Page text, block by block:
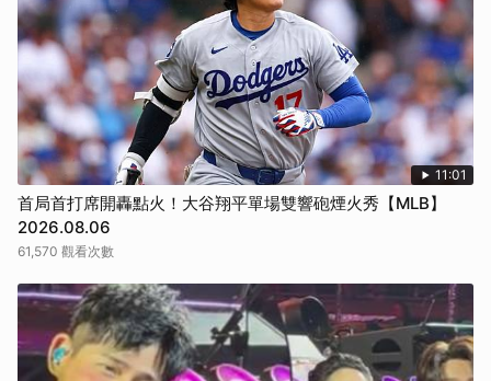
11:01
首局首打席開轟點火！大谷翔平單場雙響砲煙火秀【MLB】
2026.08.06
61,570 觀看次數
取消